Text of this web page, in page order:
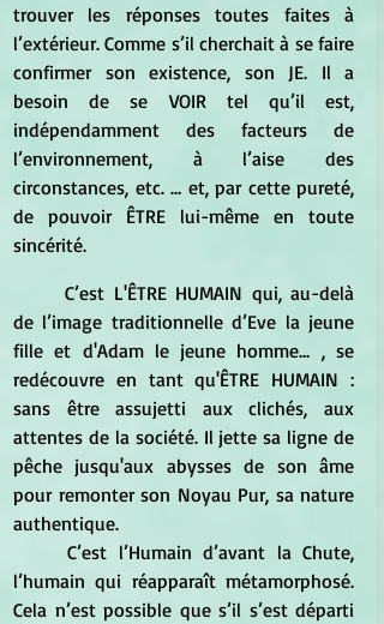
trouver les réponses toutes faites à
l’extérieur. Comme s’il cherchait à se faire
confirmer son existence, son JE. Il a
besoin de se VOIR tel qu’il est,
indépendamment des facteurs de
l’environnement, à l’aise des
circonstances, etc. … et, par cette pureté,
de pouvoir ÊTRE lui-même en toute
sincérité.
	C’est L'ÊTRE HUMAIN qui, au-delà
de l’image traditionnelle d’Eve la jeune
fille et d'Adam le jeune homme... , se
redécouvre en tant qu'ÊTRE HUMAIN :
sans être assujetti aux clichés, aux
attentes de la société. Il jette sa ligne de
pêche jusqu'aux abysses de son âme
pour remonter son Noyau Pur, sa nature
authentique.
	C’est l’Humain d’avant la Chute,
l’humain qui réapparaît métamorphosé.
Cela n’est possible que s’il s’est départi